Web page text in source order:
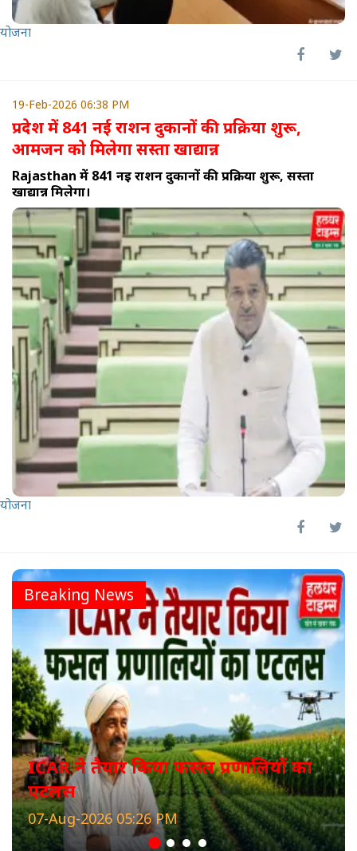
योजना
19-Feb-2026 06:38 PM
प्रदेश में 841 नई राशन दुकानों की प्रक्रिया शुरू,
आमजन को मिलेगा सस्ता खाद्यान्न
Rajasthan में 841 नई राशन दुकानों की प्रक्रिया शुरू, सस्ता
खाद्यान्न मिलेगा।
योजना
Breaking News
ICAR ने तैयार किया फसल प्रणालियों का
एटलस
07-Aug-2026 05:26 PM